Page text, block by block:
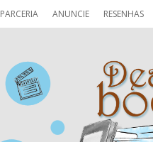
PARCERIA ANUNCIE RESENHAS